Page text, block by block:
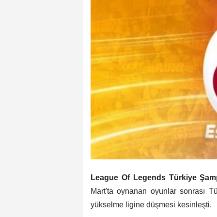
League Of Legends Türkiye
Mart'ta oynanan oyunlar sonrası
yükselme ligine düşmesi kesinleşti.